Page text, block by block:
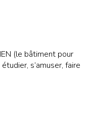
(le bâtiment pour
s’amuser, faire